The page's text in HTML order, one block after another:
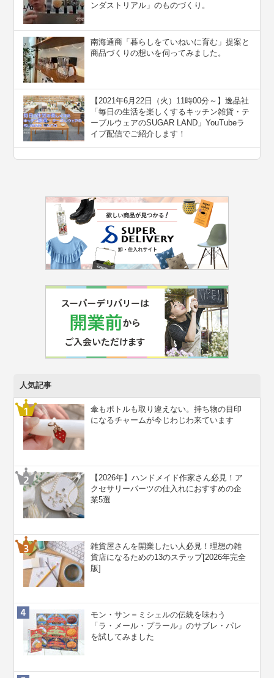
ンダストリアル」のものづくり。
南海通商「暮らしをていねいに育む」提案と
商品づくりの想いを伺ってみました。
【2021年6月22日（火）11時00分～】逸品社
「毎日の生活を楽しくするキッチン雑貨・テ
ーブルウェアのSUGAR LAND」YouTubeラ
イブ配信でご紹介します！
人気記事
傘もボトルも取り違えない。持ち物の目印
になるチャームが今じわじわ来ています
【2026年】ハンドメイド作家さん必見！ア
クセサリーパーツの仕入れにおすすめの企
業5選
雑貨屋さんを開業したい人必見！理想の雑
貨店になるための13のステップ[2026年完全
版]
モン・サン＝ミシェルの伝統を味わう
「ラ・メール・プラール」のサブレ・パレ
を試してみました